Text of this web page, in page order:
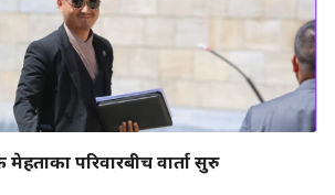
परिवारबीच वार्ता सुरु